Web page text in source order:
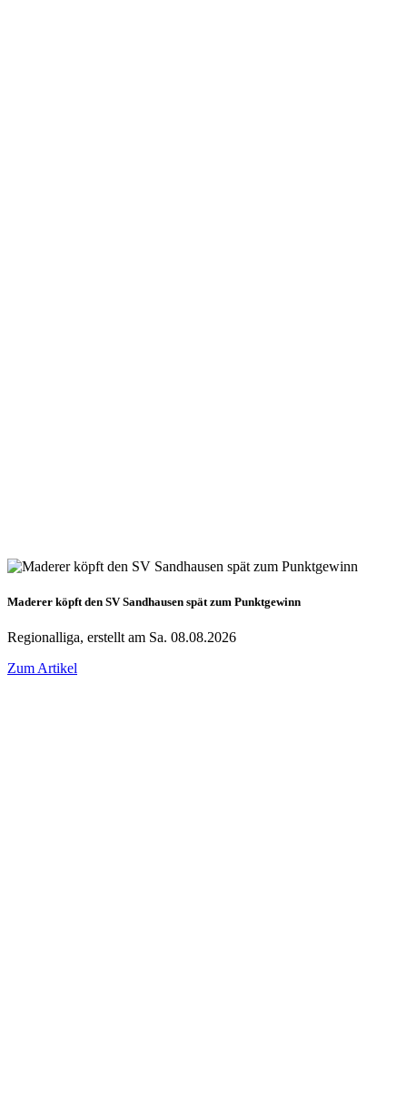
Maderer köpft den SV Sandhausen spät zum Punktgewinn
Regionalliga, erstellt am Sa. 08.08.2026
Zum Artikel